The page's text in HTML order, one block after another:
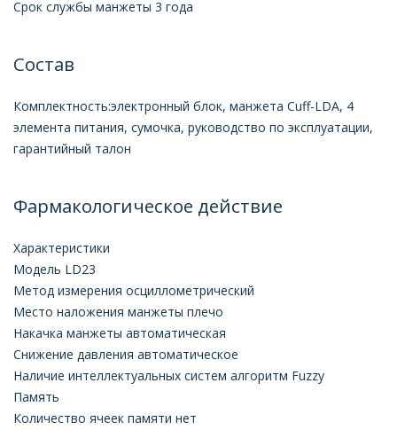
Срок службы манжеты 3 года
Состав
Комплектность:электронный блок, манжета Cuff-LDA, 4
элемента питания, сумочка, руководство по эксплуатации,
гарантийный талон
Фармакологическое действие
Характеристики
Модель LD23
Метод измерения осциллометрический
Место наложения манжеты плечо
Накачка манжеты автоматическая
Снижение давления автоматическое
Наличие интеллектуальных систем алгоритм Fuzzy
Память
Количество ячеек памяти нет